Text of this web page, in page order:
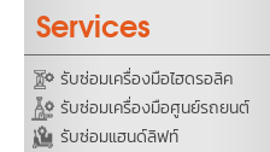
Services
รับซ่อมเครื่องมือไฮดรอลิค
รับซ่อมเครื่องมือศูนย์รถยนต์
รับซ่อมแฮนด์ลิฟท์